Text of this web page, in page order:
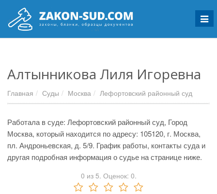
Алтынникова Лиля Игоревна
Главная Суды Москва Лефортовский районный суд
Работала в суде: Лефортовский районный суд, Город
Москва, который находится по адресу: 105120, г. Москва,
пл. Андроньевская, д. 5/9. График работы, контакты суда и
другая подробная информация о судье на странице ниже.
0 из 5. Оценок: 0.